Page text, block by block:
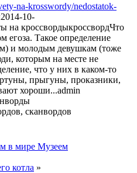
na-krosswordy/nedostatok-
2014-10-
на кроссвордыкроссвордЧто
егоза. Такое определение
и молодым девушкам (тоже
которым на месте не
что у них в каком-то
прыгуны, проказники,
хороши...admin
в мире Музеем
котла »